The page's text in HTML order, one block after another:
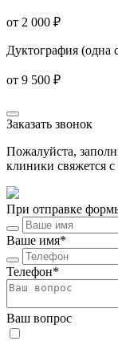
от 2 000 ₽
Дуктография (одна
от 9 500 ₽
Заказать звонок
Пожалуйста,
клиники свяжется
При отправке
Ваше имя*
Телефон*
Ваш вопрос